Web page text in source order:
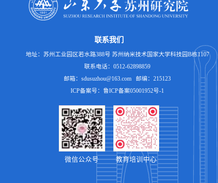
联系我们
地址：苏州工业园区若水路388号 苏州纳米技术国家大学科技园B栋1107
联系电话：0512-62898859
邮箱：sdusuzhou@163.com 邮编：215123
ICP备案号：鲁ICP备案05001952号-1
微信公众号 教育培训中心